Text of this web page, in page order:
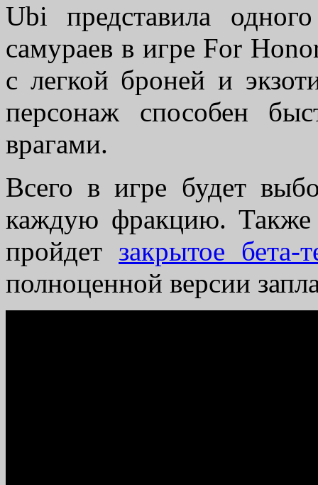
Ubi представила
самураев в игре For
с легкой броней и
персонаж способен
врагами.
Всего в игре будет
каждую фракцию.
пройдет закрытое бета-
полноценной версии